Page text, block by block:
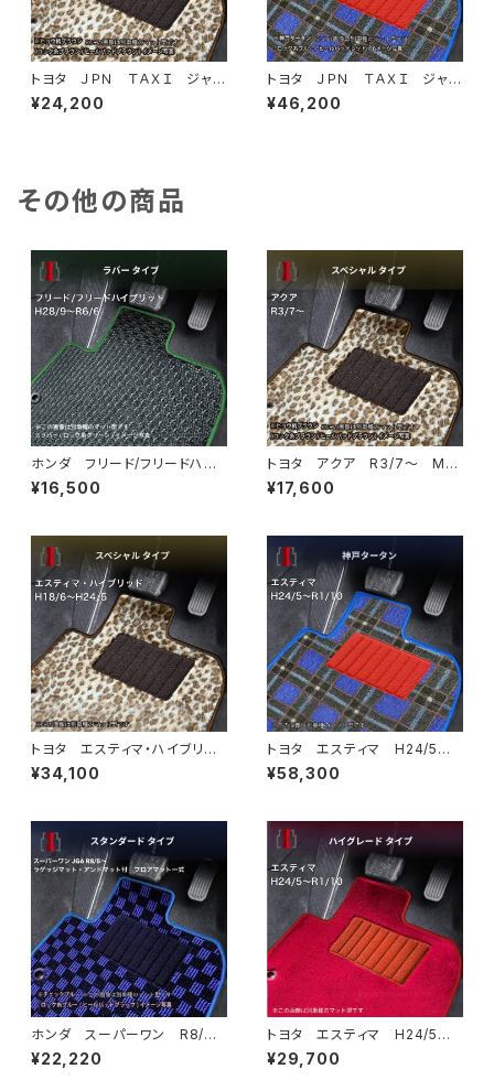
トヨタ ＪＰＮ ＴＡＸＩ ジャパ
ンタクシー H29/10〜 NTP1
0 フロアマット一式 カーマッ
¥24,200
トヨタ ＪＰＮ ＴＡＸＩ ジャパ
ンタクシー H29/10〜 NTP1
0 フロアマット一式 カーマッ
¥46,200
その他の商品
ホンダ フリード/フリードハイ
ブリッド H28/9〜R6/6 GB
5/6/7/8 6人/7人乗 フロア
¥16,500
トヨタ アクア R3/7〜 MX
PK系 フロアマット一式 カー
マット スペシャルタイプ
¥17,600
トヨタ エスティマ・ハイブリッ
ド H18/6〜H24/5（前期） 2
0系 フロアマット一式 カーマ
¥34,100
トヨタ エスティマ H24/5〜R
1/10（後期） 50系 フロアマッ
ト一式 カーマット 神戸タータ
¥58,300
ホンダ スーパーワン R8/
5〜 JG6 ラゲッジマット・ア
ンドマット付 フロアマット一
¥22,220
トヨタ エスティマ H24/5〜R
1/10（後期） 50系 フロアマッ
ト一式 カーマット ハイグレー
¥29,700